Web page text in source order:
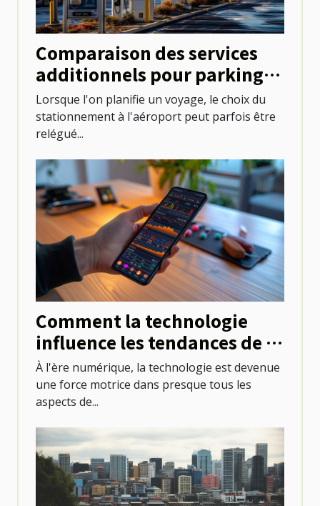
Comparaison des services
additionnels pour parkings
aux aéroports
Lorsque l'on planifie un voyage, le choix du
stationnement à l'aéroport peut parfois être
relégué...
Comment la technologie
influence les tendances de la
santé
À l'ère numérique, la technologie est devenue
une force motrice dans presque tous les
aspects de...